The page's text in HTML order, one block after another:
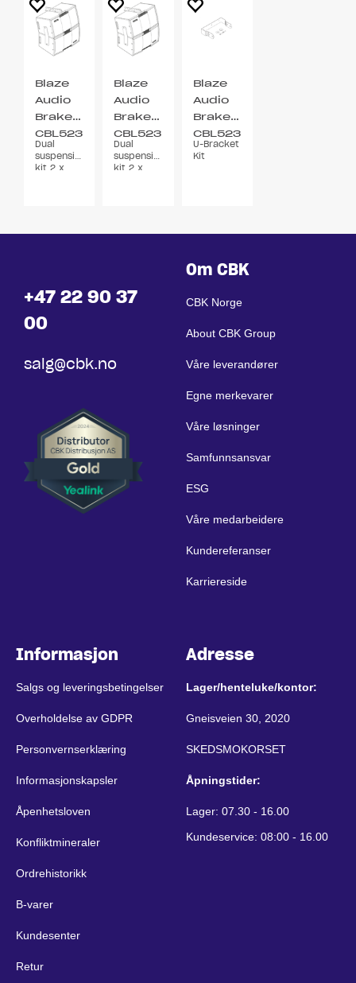
Blaze
Audio
Brakett
CBL523
Hvit
Dual
suspension
kit 2 x
Blaze
Audio
Brakett
CBL523
Svart
Dual
suspension
kit 2 x
Blaze
Audio
Brakett
CBL523
Hvit
U-Bracket
Kit
+47 22 90 37
00
salg@cbk.no
Om CBK
CBK Norge
About CBK Group
Våre leverandører
Egne merkevarer
Våre løsninger
Samfunnsansvar
ESG
Våre medarbeidere
Kundereferanser
Karriereside
Informasjon
Salgs og leveringsbetingelser
Overholdelse av GDPR
Personvernserklæring
Informasjonskapsler
Åpenhetsloven
Konfliktmineraler
Ordrehistorikk
B-varer
Kundesenter
Retur
Adresse
Lager/henteluke/kontor:
Gneisveien 30, 2020
SKEDSMOKORSET
Åpningstider:
Lager: 07.30 - 16.00
Kundeservice: 08:00 - 16.00